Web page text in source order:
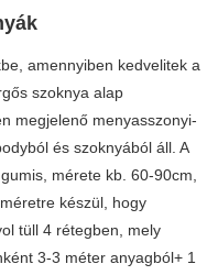
amennyiben kedvelitek a
szoknya alap
megjelenő menyasszonyi-
és szoknyából áll. A
mérete kb. 60-90cm,
készül, hogy
tüll 4 rétegben, mely
3-3 méter anyagból+ 1